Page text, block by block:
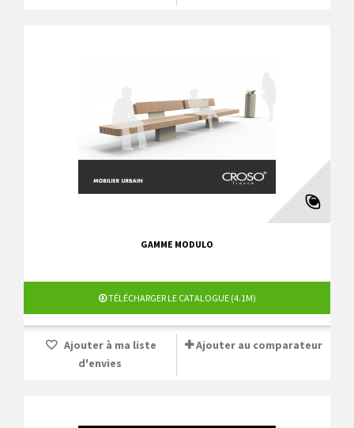
GAMME MODULO
TÉLÉCHARGER LE CATALOGUE (4.1M)
Ajouter à ma liste
d'envies
Ajouter au comparateur